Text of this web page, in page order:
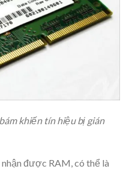
khiến tín hiệu bị gián
được RAM, có thể là